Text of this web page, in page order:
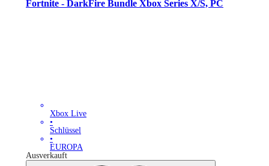
Fortnite - DarkFire Bundle Xbox Series X/S, PC
Xbox Live
•
Schlüssel
•
EUROPA
Ausverkauft